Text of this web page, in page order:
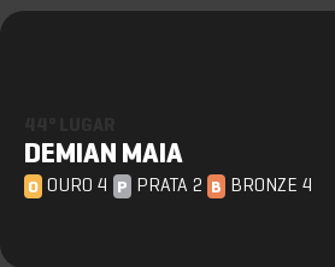
DEMIAN MAIA
O OURO 4 P PRATA 2 B BRONZE 4